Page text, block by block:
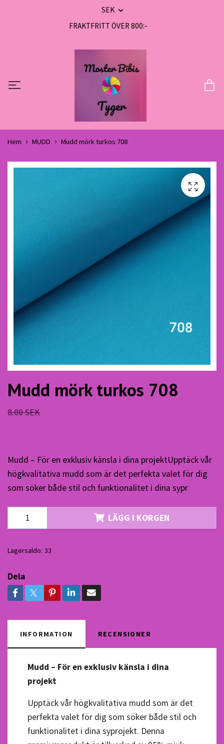
SEK
FRAKTFRITT ÖVER 800:-
Hem MUDD Mudd mörk turkos 708
Mudd mörk turkos 708
8.00 SEK
Mudd – För en exklusiv känsla i dina projektUpptäck vår
högkvalitativa mudd som är det perfekta valet för dig
som söker både stil och funktionalitet i dina sypr
LÄGG I KORGEN
Lagersaldo: 33
Dela
INFORMATION RECENSIONER
Mudd – För en exklusiv känsla i dina
projekt
Upptäck vår högkvalitativa mudd som är det
perfekta valet för dig som söker både stil och
funktionalitet i dina syprojekt. Denna